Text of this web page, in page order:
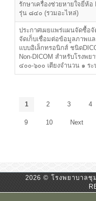
รักษาเครื่องช่วยหายใจยี่ห้อ
รุ่น ๘๔๐ (รวมอะไหล่)
ประกาศเผยแพร่แผนจัดซื้อจั
จัดเก็บเชื่อมต่อข้อมูลภาพแล
แบบอิเล็กทรอนิกส์ ชนิด
Non-DICOM สำหรับโรงพย
๔๐๐-๖๐๐ เตียงจำนวน ๑ ระ
1
2 3 4
9 10 Next
2026 © โรงพยาบาลชุ